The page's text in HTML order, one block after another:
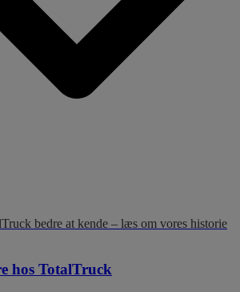
bedre at kende – læs om vores historie
hos TotalTruck